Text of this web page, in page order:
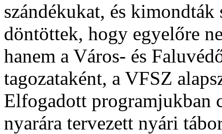
szándékukat, és
döntöttek, hogy egyelőre
hanem a Város- és
tagozataként, a VFSZ
Elfogadott programjukban
nyarára tervezett nyári